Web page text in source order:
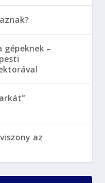
gépeknek –
az